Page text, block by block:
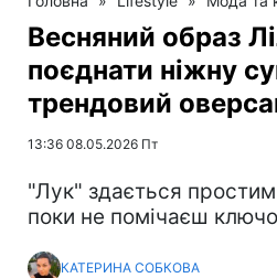
Весняний образ
поєднати ніжну
трендовий
13:36 08.05.2026 Пт
"Лук" здається
поки не помічаєш
КАТЕРИНА СОБКОВА